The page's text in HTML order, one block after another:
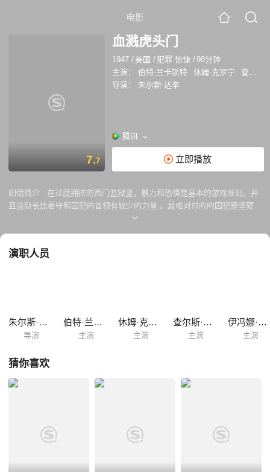
电影
7.7
血溅虎头门
1947 / 美国 /犯罪 惊悚 /98分钟
主演：
伯特·兰卡斯特 休姆·克罗宁
查尔斯·比克福德
导演：
朱尔斯·达辛
腾讯
立即播放
剧情简介 : 在过度拥挤的西门监狱里，暴力和恐惧是基本的游戏准则。并
且监狱长比看守和囚犯的首领有较少的力量,。最难对付的的囚犯是坚硬顽
固的乔·科林斯。重要的是，乔怨恨首要卫兵上尉Munsey, 一位狭隘独裁
演职人员
朱尔斯·达辛
导演
伯特·兰卡斯特
主演
休姆·克罗宁
主演
查尔斯·比克福德
主演
伊冯娜·德·卡洛
主演
猜你喜欢